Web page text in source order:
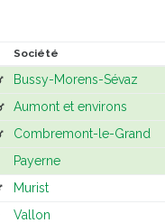
Société
Bussy-Morens-Sévaz
Aumont et environs
Combremont-le-Grand
Payerne
Murist
Vallon